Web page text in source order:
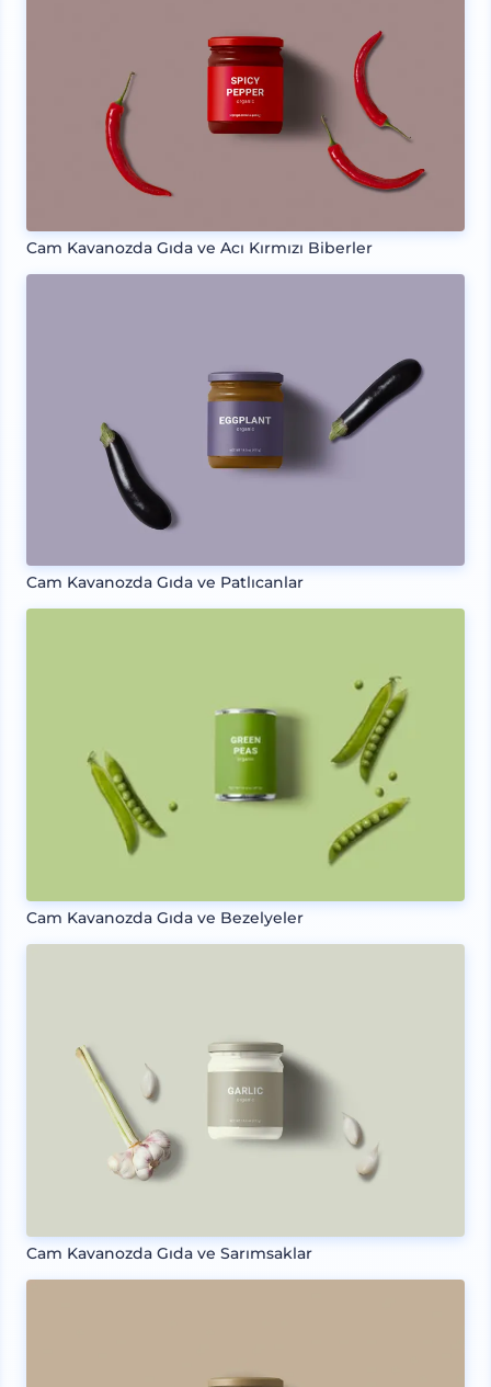
Cam Kavanozda Gıda ve Acı Kırmızı Biberler
Cam Kavanozda Gıda ve Patlıcanlar
Cam Kavanozda Gıda ve Bezelyeler
Cam Kavanozda Gıda ve Sarımsaklar